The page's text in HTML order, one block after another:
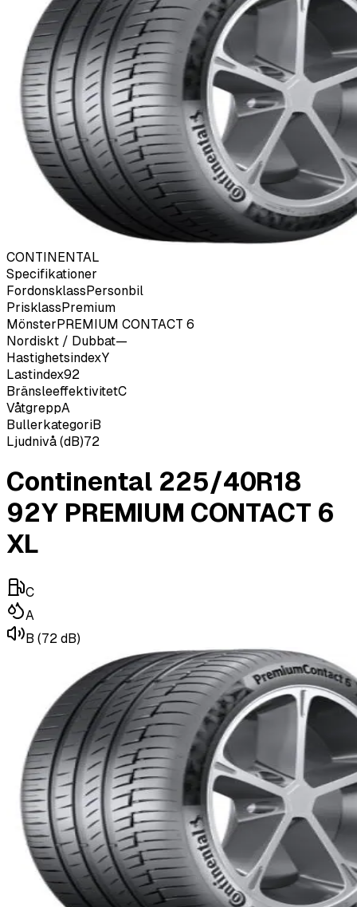
CONTINENTAL
Specifikationer
FordonsklassPersonbil
PrisklassPremium
MönsterPREMIUM CONTACT 6
Nordiskt / Dubbat—
HastighetsindexY
Lastindex92
BränsleeffektivitetC
VåtgreppA
BullerkategoriB
Ljudnivå (dB)72
Continental 225/40R18
92Y PREMIUM CONTACT 6
XL
C
A
B (72 dB)